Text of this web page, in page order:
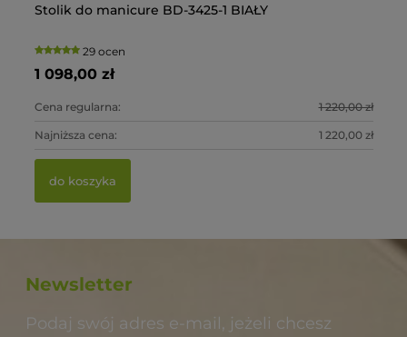
Stolik do manicure BD-3425-1 BIAŁY
29 ocen
1 098,00 zł
Cena regularna: 1 220,00 zł
Najniższa cena: 1 220,00 zł
do koszyka
Newsletter
Podaj swój adres e-mail, jeżeli chcesz